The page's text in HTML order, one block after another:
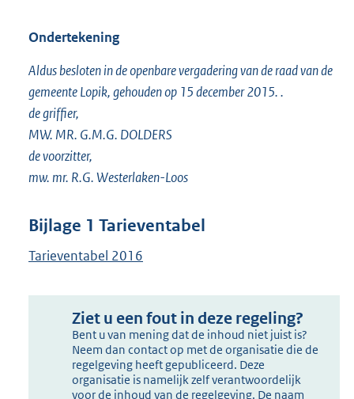
Ondertekening
Aldus besloten in de openbare vergadering van de raad van de
gemeente Lopik, gehouden op 15 december 2015. .
de griffier,
MW. MR. G.M.G. DOLDERS
de voorzitter,
mw. mr. R.G. Westerlaken-Loos
Bijlage 1 Tarieventabel
Tarieventabel 2016
Ziet u een fout in deze regeling?
Bent u van mening dat de inhoud niet juist is?
Neem dan contact op met de organisatie die de
regelgeving heeft gepubliceerd. Deze
organisatie is namelijk zelf verantwoordelijk
voor de inhoud van de regelgeving. De naam